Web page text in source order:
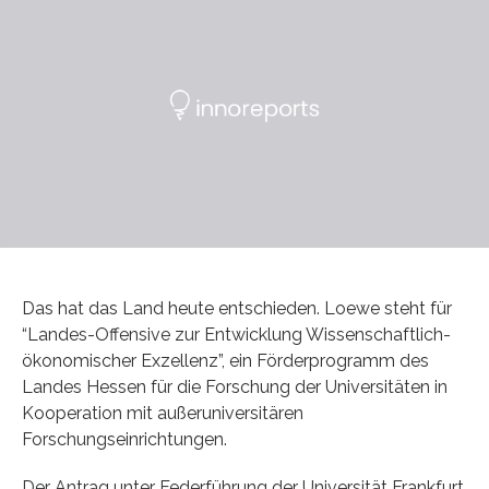
Das hat das Land heute entschieden. Loewe steht für
“Landes-Offensive zur Entwicklung Wissenschaftlich-
ökonomischer Exzellenz”, ein Förderprogramm des
Landes Hessen für die Forschung der Universitäten in
Kooperation mit außeruniversitären
Forschungseinrichtungen.